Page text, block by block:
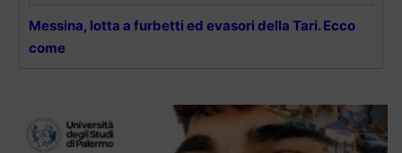
Messina, lotta a furbetti ed evasori della Tari. Ecco
come